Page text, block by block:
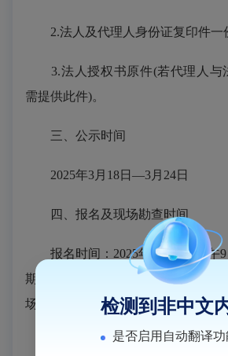
2.法人及代理人身份证复印件一
3.法人授权书原件(若代理人与
需提供此件)。
三、公示时间
2025年3月 18日 —3月 24日
四、报名及现场勘查时间
报名时间： 2025年3月25日上午
期不予受理。10:00后即组织现场
场答疑。
五、信息征集要求与提交时间
检测到非中文
是否启用自动翻译功